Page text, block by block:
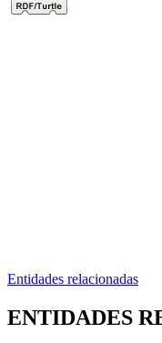
Entidades relacionadas
ENTIDADES